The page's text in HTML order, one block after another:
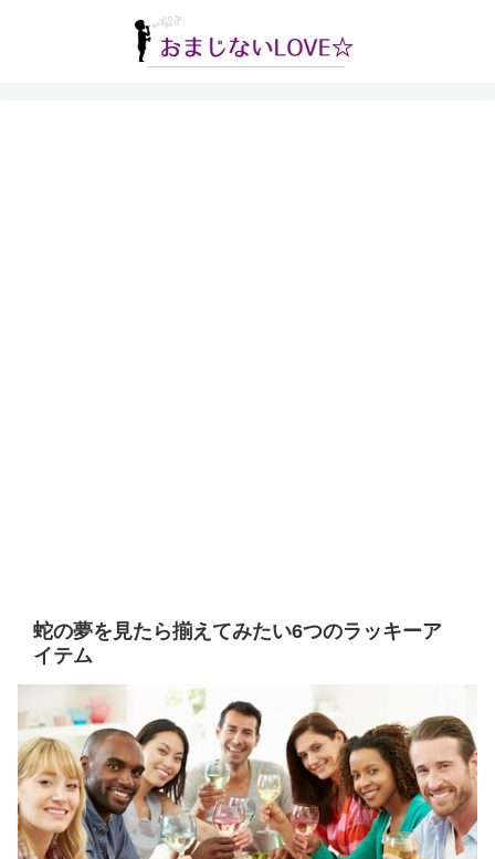
蛇の夢を見たら揃えてみたい6つのラッキーア
イテム